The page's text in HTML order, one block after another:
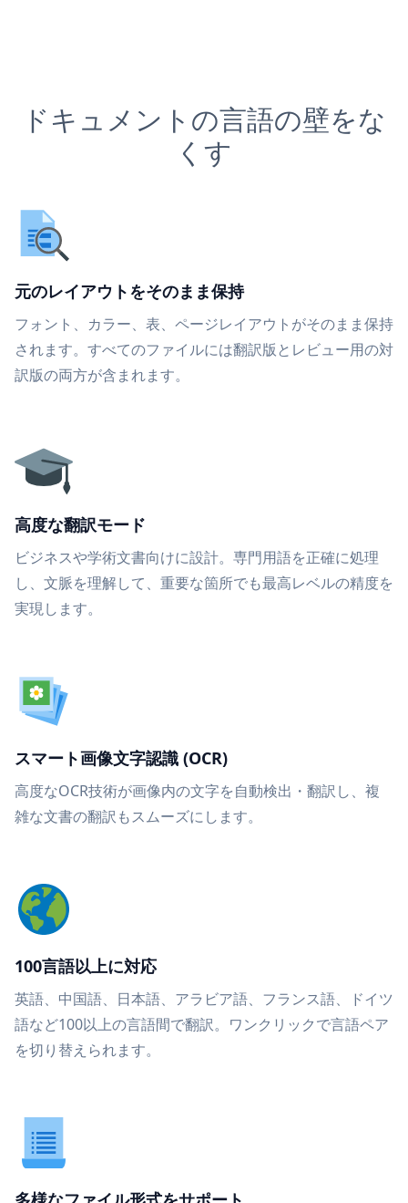
ドキュメントの言語の壁をな
くす
元のレイアウトをそのまま保持
フォント、カラー、表、ページレイアウトがそのまま保持
されます。すべてのファイルには翻訳版とレビュー用の対
訳版の両方が含まれます。
高度な翻訳モード
ビジネスや学術文書向けに設計。専門用語を正確に処理
し、文脈を理解して、重要な箇所でも最高レベルの精度を
実現します。
スマート画像文字認識 (OCR)
高度なOCR技術が画像内の文字を自動検出・翻訳し、複
雑な文書の翻訳もスムーズにします。
100言語以上に対応
英語、中国語、日本語、アラビア語、フランス語、ドイツ
語など100以上の言語間で翻訳。ワンクリックで言語ペア
を切り替えられます。